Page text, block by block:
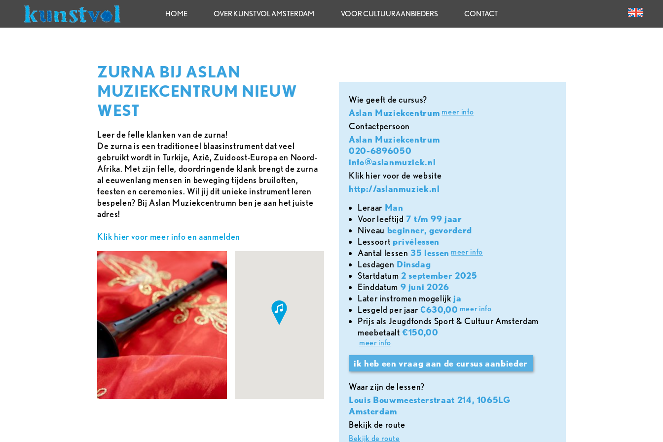
HOME OVER KUNSTVOL AMSTERDAM VOOR CULTUURAANBIEDERS CONTACT
ZURNA BIJ ASLAN
MUZIEKCENTRUM NIEUW
WEST
Leer de felle klanken van de zurna!
De zurna is een traditioneel blaasinstrument dat veel
gebruikt wordt in Turkije, Azië, Zuidoost-Europa en Noord-
Afrika. Met zijn felle, doordringende klank brengt de zurna
al eeuwenlang mensen in beweging tijdens bruiloften,
feesten en ceremonies. Wil jij dit unieke instrument leren
bespelen? Bij Aslan Muziekcentrumn ben je aan het juiste
adres!
Klik hier voor meer info en aanmelden
Wie geeft de cursus?
Aslan Muziekcentrum meer info
contactpersoon
Aslan Muziekcentrum
020-6896050
info@aslanmuziek.nl
Klik hier voor de website
http://aslanmuziek.nl
leraarMan
voor leeftijd 7 t/m 99 jaar
Niveau beginner, gevorderd
lessoort privélessen
aantal lessen 35 lessen meer info
lesdagen Dinsdag
Startdatum 2 september 2025
Einddatum 9 juni 2026
later instromen mogelijk ja
lesgeld per jaar€630,00 meer info
Prijs als Jeugdfonds Sport & Cultuur Amsterdam
meebetaalt €150,00
meer info
ik heb een vraag aan de cursus aanbieder
Waar zijn de lessen?
Louis Bouwmeesterstraat 214, 1065LG
Amsterdam
Bekijk de route
Bekijk de route